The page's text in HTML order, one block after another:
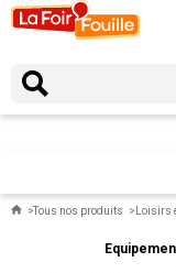
Tous nos produits Loisirs